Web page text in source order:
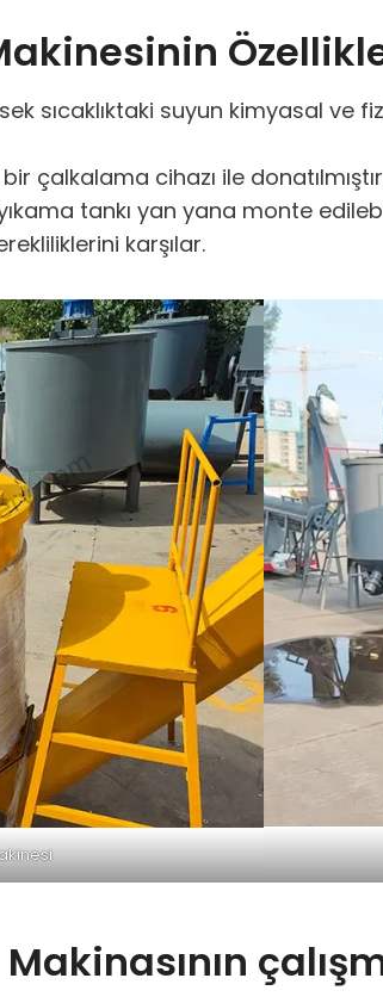
sıcaklıktaki suyun kimyasal ve
çalkalama cihazı ile
tankı yan yana monte
karşılar.
Makinasının